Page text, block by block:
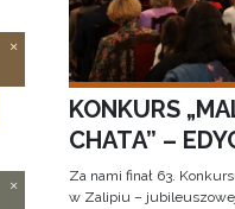
KONKURS
CHATA” –
Za nami finał 63.
w Zalipiu –